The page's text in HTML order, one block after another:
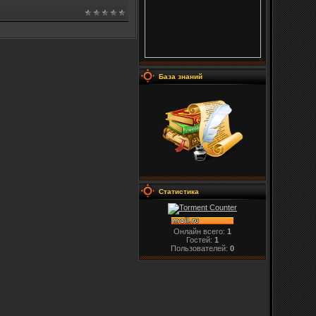
База знаний
Статистика
Онлайн всего: 1
Гостей: 1
Пользователей: 0